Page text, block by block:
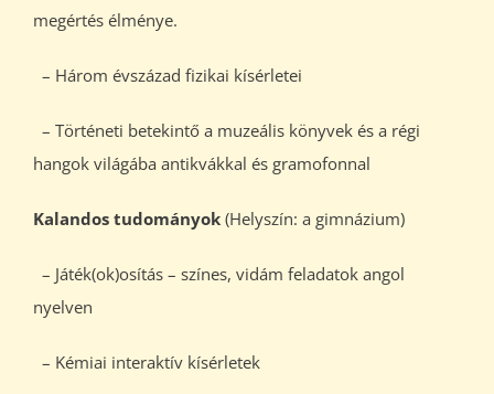
megértés élménye.
– Három évszázad fizikai kísérletei
– Történeti betekintő a muzeális könyvek és a régi
hangok világába antikvákkal és gramofonnal
Kalandos tudományok (Helyszín: a gimnázium)
– Játék(ok)osítás – színes, vidám feladatok angol
nyelven
– Kémiai interaktív kísérletek